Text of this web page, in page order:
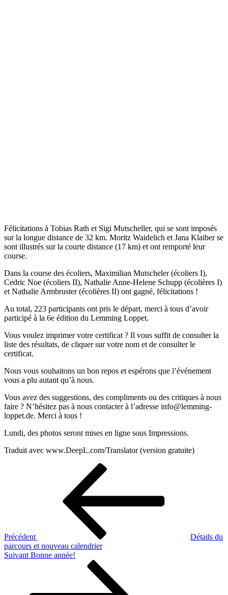
Félicitations à Tobias Rath et Sigi Mutscheller, qui se sont imposés
sur la longue distance de 32 km. Moritz Waidelich et Jana Klaiber se
sont illustrés sur la courte distance (17 km) et ont remporté leur
course.
Dans la course des écoliers, Maximilian Mutscheler (écoliers I),
Cedric Noe (écoliers II), Nathalie Anne-Helene Schupp (écolières I)
et Nathalie Armbruster (écolières II) ont gagné, félicitations !
Au total, 223 participants ont pris le départ, merci à tous d’avoir
participé à la 6e édition du Lemming Loppet.
Vous voulez imprimer votre certificat ? Il vous suffit de consulter la
liste des résultats, de cliquer sur votre nom et de consulter le
certificat.
Nous vous souhaitons un bon repos et espérons que l’événement
vous a plu autant qu’à nous.
Vous avez des suggestions, des compliments ou des critiques à nous
faire ? N’hésitez pas à nous contacter à l’adresse info@lemming-
loppet.de. Merci à tous !
Lundi, des photos seront mises en ligne sous Impressions.
Traduit avec www.DeepL.com/Translator (version gratuite)
Précédent
Détails du
parcours et nouveau calendrier
Article
Suivant Bonne année!